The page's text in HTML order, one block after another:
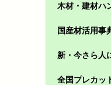
木材・建材ハ
国産材活用事
新・今さら人
全国プレカッ